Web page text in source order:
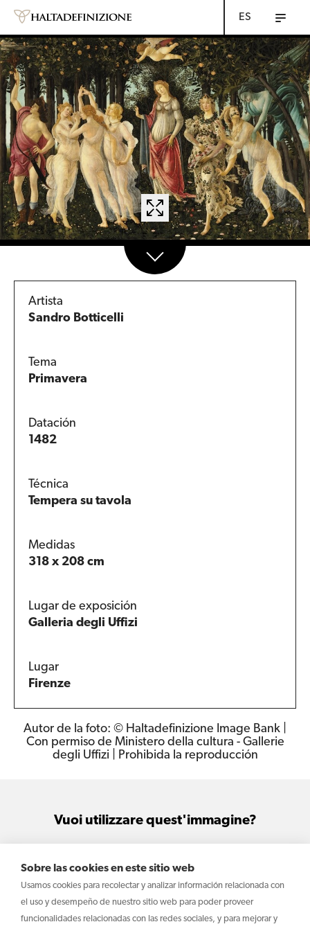
Sobre las cookies en este sitio web
Usamos cookies para recolectar y analizar información relacionada con
el uso y desempeño de nuestro sitio web para poder proveer
funcionalidades relacionadas con las redes sociales, y para mejorar y
ES
Artista
Sandro Botticelli
Tema
Primavera
Datación
1482
Técnica
Tempera su tavola
Medidas
318 x 208 cm
Lugar de exposición
Galleria degli Uffizi
Lugar
Firenze
Autor de la foto: © Haltadefinizione Image Bank |
Con permiso de Ministero della cultura - Gallerie
degli Uffizi | Prohibida la reproducción
Vuoi utilizzare quest'immagine?
per le tue attività e i tuoi progetti?
Scrivi